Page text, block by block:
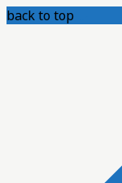
back to top